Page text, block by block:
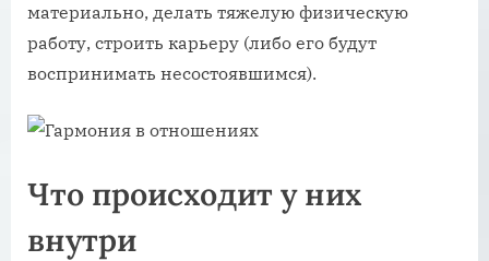
материально, делать тяжелую физическую
работу, строить карьеру (либо его будут
воспринимать несостоявшимся).
Что происходит у них
внутри